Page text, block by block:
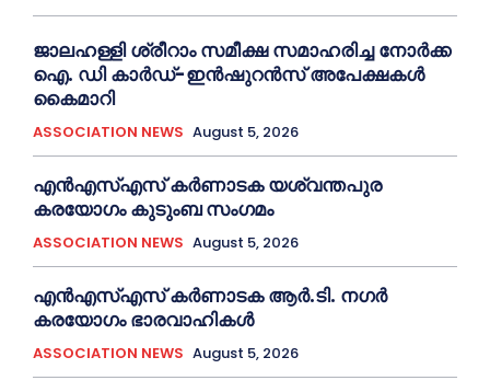
ജാലഹള്ളി ശ്രീറാം സമീക്ഷ സമാഹരിച്ച നോർക്ക
ഐ. ഡി കാർഡ്-ഇന്‍ഷുറന്‍സ് അപേക്ഷകൾ
കൈമാറി
ASSOCIATION NEWS August 5, 2026
എൻഎസ്എസ് കര്‍ണാടക യശ്വന്തപുര
കരയോഗം കുടുംബ സംഗമം
ASSOCIATION NEWS August 5, 2026
എൻഎസ്എസ് കര്‍ണാടക ആർ.ടി. നഗർ
കരയോഗം ഭാരവാഹികള്‍
ASSOCIATION NEWS August 5, 2026